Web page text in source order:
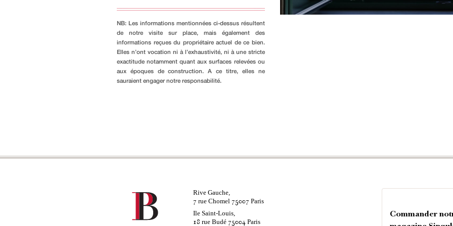
NB: Les informations mentionnées ci-dessus résultent
de notre visite sur place, mais également des
informations reçues du propriétaire actuel de ce bien.
Elles n’ont vocation ni à l’exhaustivité, ni à une stricte
exactitude notamment quant aux surfaces relevées ou
aux époques de construction. A ce titre, elles ne
sauraient engager notre responsabilité.
Rive Gauche,
7 rue Chomel 75007 Paris
Ile Saint-Louis,
18 rue Budé 75004Paris
Commander